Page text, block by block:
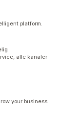
platform.
alle kanaler
your business.